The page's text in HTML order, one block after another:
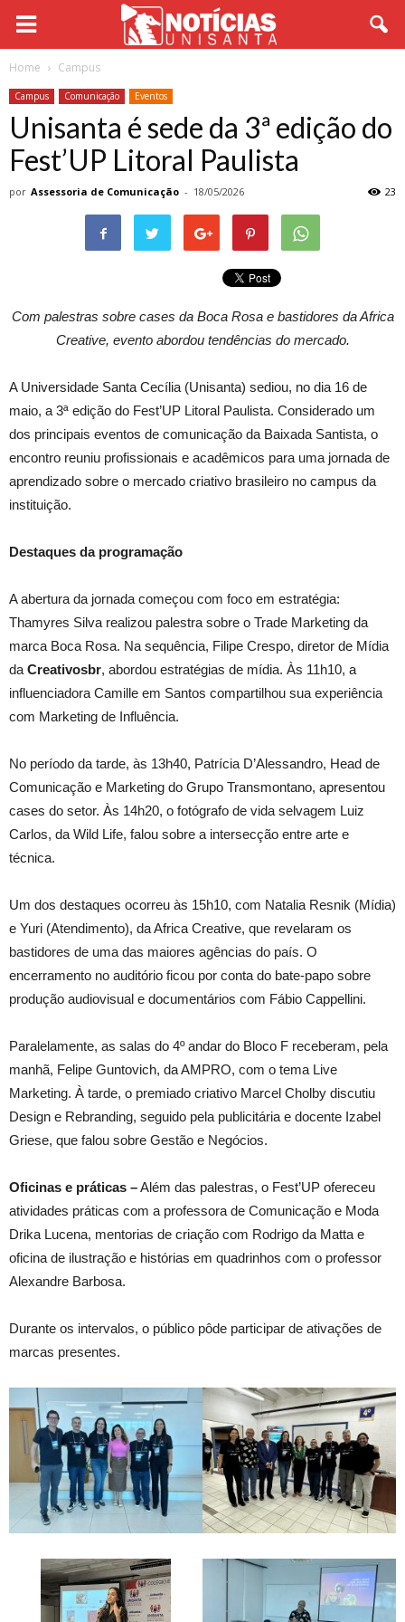
Home Campus
Campus Comunicação Eventos
Unisanta é sede da 3ª edição do
Fest’UP Litoral Paulista
por Assessoria de Comunicação - 18/05/2026 23
Com palestras sobre cases da Boca Rosa e bastidores da Africa
Creative, evento abordou tendências do mercado.
A Universidade Santa Cecília (Unisanta) sediou, no dia 16 de
maio, a 3ª edição do Fest’UP Litoral Paulista. Considerado um
dos principais eventos de comunicação da Baixada Santista, o
encontro reuniu profissionais e acadêmicos para uma jornada de
aprendizado sobre o mercado criativo brasileiro no campus da
instituição.
Destaques da programação
A abertura da jornada começou com foco em estratégia:
Thamyres Silva realizou palestra sobre o Trade Marketing da
marca Boca Rosa. Na sequência, Filipe Crespo, diretor de Mídia
da Creativosbr, abordou estratégias de mídia. Às 11h10, a
influenciadora Camille em Santos compartilhou sua experiência
com Marketing de Influência.
No período da tarde, às 13h40, Patrícia D’Alessandro, Head de
Comunicação e Marketing do Grupo Transmontano, apresentou
cases do setor. Às 14h20, o fotógrafo de vida selvagem Luiz
Carlos, da Wild Life, falou sobre a intersecção entre arte e
técnica.
Um dos destaques ocorreu às 15h10, com Natalia Resnik (Mídia)
e Yuri (Atendimento), da Africa Creative, que revelaram os
bastidores de uma das maiores agências do país. O
encerramento no auditório ficou por conta do bate-papo sobre
produção audiovisual e documentários com Fábio Cappellini.
Paralelamente, as salas do 4º andar do Bloco F receberam, pela
manhã, Felipe Guntovich, da AMPRO, com o tema Live
Marketing. À tarde, o premiado criativo Marcel Cholby discutiu
Design e Rebranding, seguido pela publicitária e docente Izabel
Griese, que falou sobre Gestão e Negócios.
Oficinas e práticas –Além das palestras, o Fest’UP ofereceu
atividades práticas com a professora de Comunicação e Moda
Drika Lucena, mentorias de criação com Rodrigo da Matta e
oficina de ilustração e histórias em quadrinhos com o professor
Alexandre Barbosa.
Durante os intervalos, o público pôde participar de ativações de
marcas presentes.